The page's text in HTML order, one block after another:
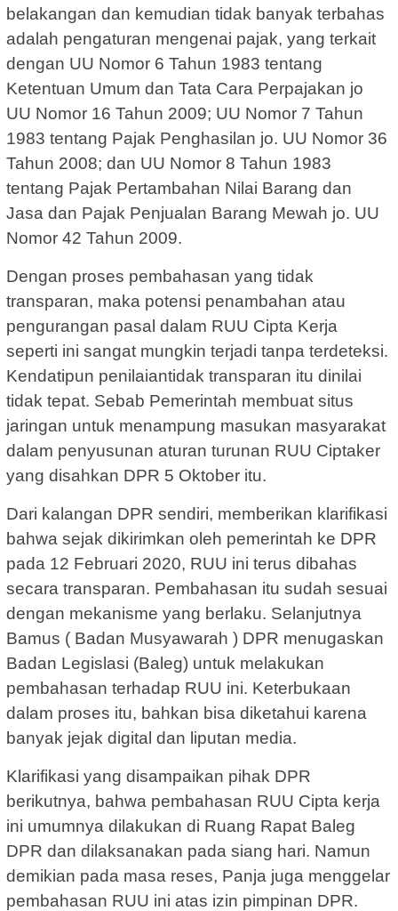
belakangan dan kemudian tidak banyak terbahas
adalah pengaturan mengenai pajak, yang terkait
dengan UU Nomor 6 Tahun 1983 tentang
Ketentuan Umum dan Tata Cara Perpajakan jo
UU Nomor 16 Tahun 2009; UU Nomor 7 Tahun
1983 tentang Pajak Penghasilan jo. UU Nomor 36
Tahun 2008; dan UU Nomor 8 Tahun 1983
tentang Pajak Pertambahan Nilai Barang dan
Jasa dan Pajak Penjualan Barang Mewah jo. UU
Nomor 42 Tahun 2009.
Dengan proses pembahasan yang tidak
transparan, maka potensi penambahan atau
pengurangan pasal dalam RUU Cipta Kerja
seperti ini sangat mungkin terjadi tanpa terdeteksi.
Kendatipun penilaiantidak transparan itu dinilai
tidak tepat. Sebab Pemerintah membuat situs
jaringan untuk menampung masukan masyarakat
dalam penyusunan aturan turunan RUU Ciptaker
yang disahkan DPR 5 Oktober itu.
Dari kalangan DPR sendiri, memberikan klarifikasi
bahwa sejak dikirimkan oleh pemerintah ke DPR
pada 12 Februari 2020, RUU ini terus dibahas
secara transparan. Pembahasan itu sudah sesuai
dengan mekanisme yang berlaku. Selanjutnya
Bamus ( Badan Musyawarah ) DPR menugaskan
Badan Legislasi (Baleg) untuk melakukan
pembahasan terhadap RUU ini. Keterbukaan
dalam proses itu, bahkan bisa diketahui karena
banyak jejak digital dan liputan media.
Klarifikasi yang disampaikan pihak DPR
berikutnya, bahwa pembahasan RUU Cipta kerja
ini umumnya dilakukan di Ruang Rapat Baleg
DPR dan dilaksanakan pada siang hari. Namun
demikian pada masa reses, Panja juga menggelar
pembahasan RUU ini atas izin pimpinan DPR.